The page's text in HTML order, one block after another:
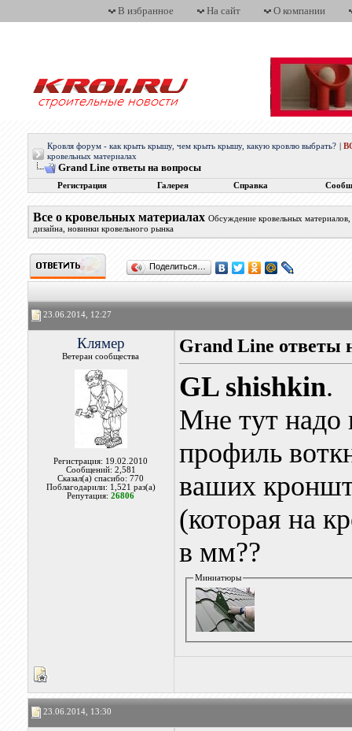
В избранное На сайт О компании
Кровля форум - как крыть крышу, чем крыть крышу, какую кровлю выбрать?
кровельных материалах
Grand Line ответы на вопросы
Регистрация Галерея Справка
Все о кровельных материалах Обсуждение кровельных
дизайна, новинки кровельного рынка
Поделиться…
23.06.2014, 12:27
Клямер
Ветеран сообщества
Регистрация: 19.02.2010
Сообщений: 2,581
Сказал(а) спасибо: 770
Поблагодарили: 1,521 раз(а)
Репутация:26806
Grand Line ответы
GL shishkin.
Мне тут надо
профиль
ваших
(которая на
в мм??
Миниатюры
23.06.2014, 13:30